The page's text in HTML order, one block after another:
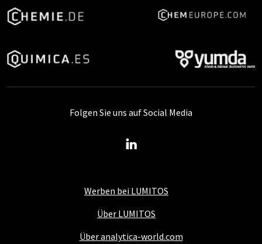
Werben bei LUMITOS
Über LUMITOS
Über analytica-world.com
Folgen Sie uns auf Social Media